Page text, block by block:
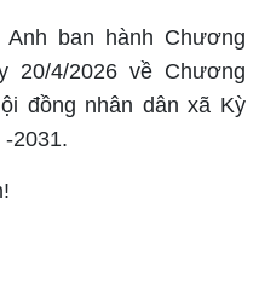
ban hành Chương
20/4/2026 về Chương
đồng nhân dân xã Kỳ
2031.